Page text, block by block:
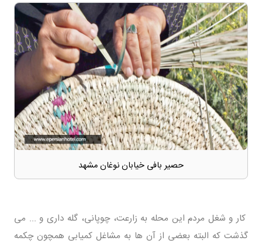
حصیر بافی خیابان نوغان مشهد
کار و شغل مردم این محله به زارعت، چوپانی، گله داری و ... می
گذشت که البته بعضی از آن ها به مشاغل کمیابی همچون چکمه